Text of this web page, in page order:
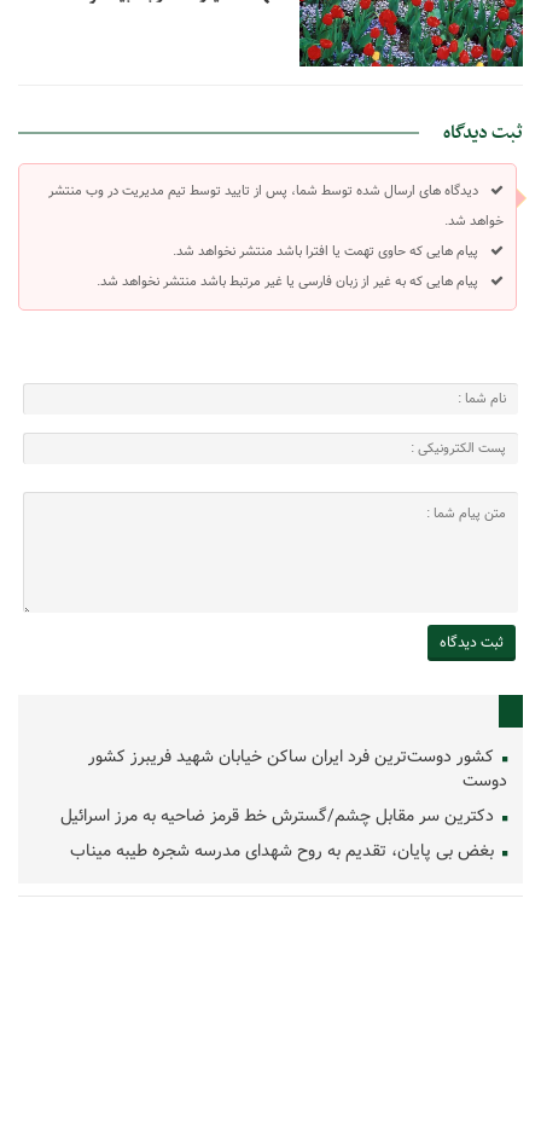
ثبت دیدگاه
دیدگاه های ارسال شده توسط شما، پس از تایید توسط تیم مدیریت در وب منتشر
خواهد شد.
پیام هایی که حاوی تهمت یا افترا باشد منتشر نخواهد شد.
پیام هایی که به غیر از زبان فارسی یا غیر مرتبط باشد منتشر نخواهد شد.
کشور دوست‌ترین فرد ایران ساکن خیابان شهید فریبرز کشور
دوست
دکترین سر مقابل چشم/گسترش خط قرمز ضاحیه به مرز اسرائیل
بغض بی پایان، تقدیم به روح شهدای مدرسه شجره طیبه میناب